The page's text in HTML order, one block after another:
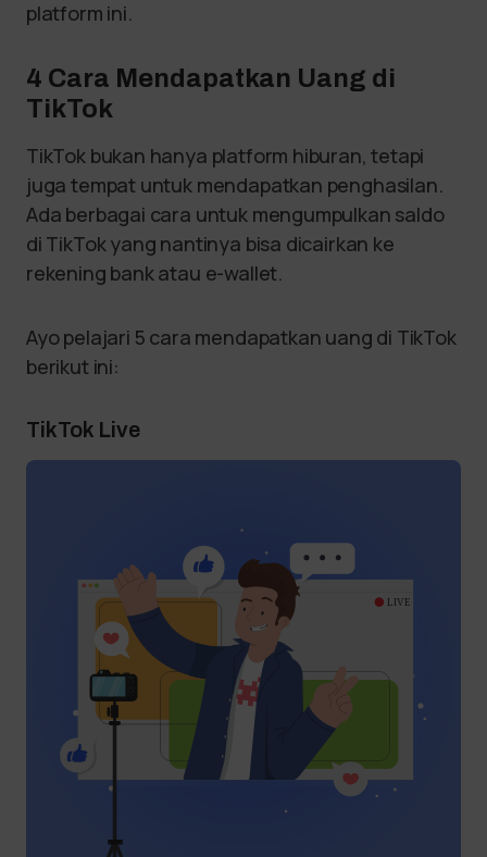
platform ini.
4 Cara Mendapatkan Uang di
TikTok
TikTok bukan hanya platform hiburan, tetapi
juga tempat untuk mendapatkan penghasilan.
Ada berbagai cara untuk mengumpulkan saldo
di TikTok yang nantinya bisa dicairkan ke
rekening bank atau e-wallet.
Ayo pelajari 5 cara mendapatkan uang di TikTok
berikut ini:
TikTok Live